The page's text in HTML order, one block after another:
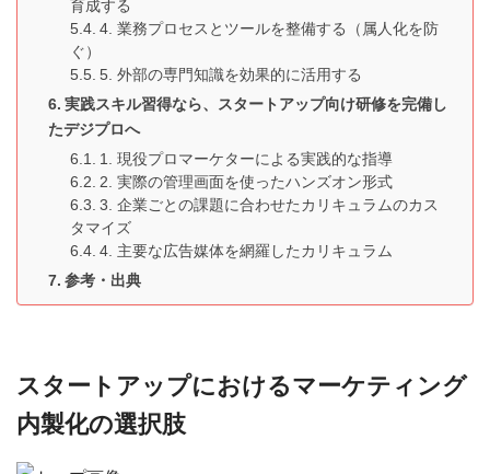
育成する
4. 業務プロセスとツールを整備する（属人化を防
ぐ）
5. 外部の専門知識を効果的に活用する
実践スキル習得なら、スタートアップ向け研修を完備し
たデジプロへ
1. 現役プロマーケターによる実践的な指導
2. 実際の管理画面を使ったハンズオン形式
3. 企業ごとの課題に合わせたカリキュラムのカス
タマイズ
4. 主要な広告媒体を網羅したカリキュラム
参考・出典
スタートアップにおけるマーケティング
内製化の選択肢